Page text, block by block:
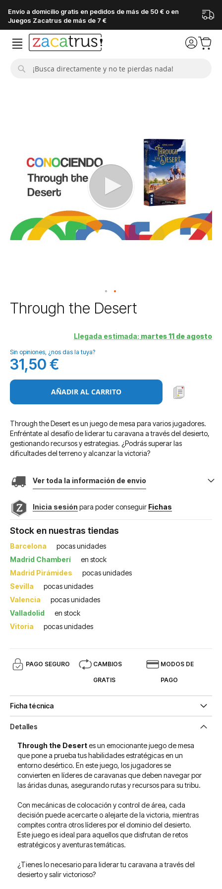
Envío a domicilio gratis en pedidos de más de 50 € o en
Juegos Zacatrus de más de 7 €
imágenes
Saltar
al
galería
de
imágenes
Through the Desert
Llegada estimada: martes 11 de agosto
Sin opiniones, ¿nos das la tuya?
31,50 €
AÑADIR AL CARRITO
Through the Desert es un juego de mesa para varios jugadores.
Enfréntate al desafío de liderar tu caravana a través del desierto,
gestionando recursos y estrategias. ¿Podrás superar las
dificultades del terreno y alcanzar la victoria?
Ver toda la información de envio
Inicia sesión para poder conseguir Fichas
Stock en nuestras tiendas
Barcelona
pocas unidades
Madrid Chamberí
en stock
Madrid Pirámides
pocas unidades
Sevilla
pocas unidades
Valencia
pocas unidades
Valladolid
en stock
Vitoria
pocas unidades
PAGO SEGURO CAMBIOS
GRATIS
MODOS DE
PAGO
Ficha técnica
Detalles
Through the Desertes un emocionante juego de mesa
que pone a prueba tus habilidades estratégicas en un
entorno desértico. En este juego, los jugadores se
convierten en líderes de caravanas que deben navegar por
las áridas dunas, asegurando rutas y recursos para su tribu.
Con mecánicas de colocación y control de área, cada
decisión puede acercarte o alejarte de la victoria, mientras
compites contra otros líderes por el dominio del desierto.
Este juego es ideal para aquellos que disfrutan de retos
estratégicos y aventuras temáticas.
¿Tienes lo necesario para liderar tu caravana a través del
desierto y salir victorioso?